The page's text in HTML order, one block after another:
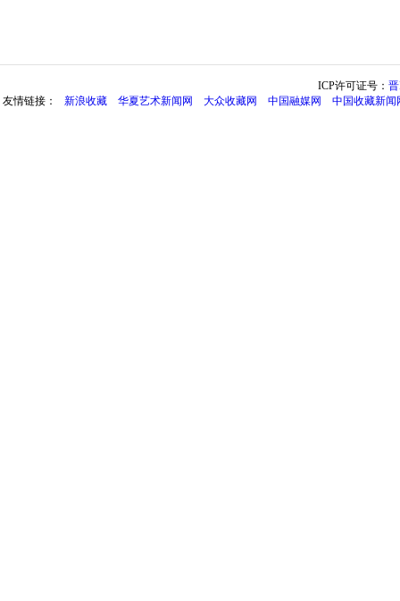
ICP许可证号：
友情链接：
新浪收藏 华夏艺术新闻网 大众收藏网 中国融媒网 中国收藏新闻